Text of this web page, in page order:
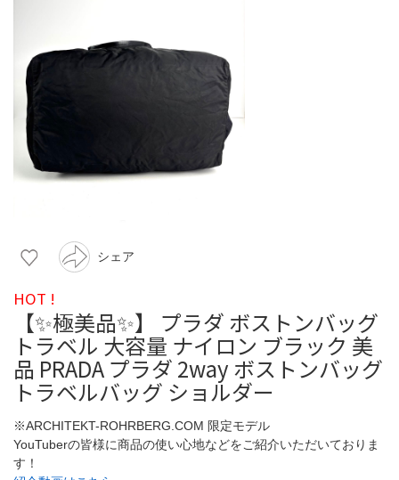
シェア
HOT !
【✨極美品✨】 プラダ ボストンバッグ
トラベル 大容量 ナイロン ブラック 美
品 PRADA プラダ 2way ボストンバッグ
トラベルバッグ ショルダー
※ARCHITEKT-ROHRBERG.COM 限定モデル
YouTuberの皆様に商品の使い心地などをご紹介いただいておりま
す！